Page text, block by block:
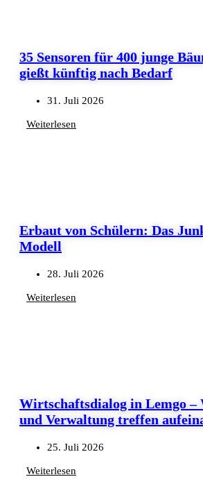
35 Sensoren für 400 junge
gießt künftig nach Bedarf
31. Juli 2026
Weiterlesen
Erbaut von Schülern: Das
Modell
28. Juli 2026
Weiterlesen
Wirtschaftsdialog in Lemgo
und Verwaltung treffen
25. Juli 2026
Weiterlesen